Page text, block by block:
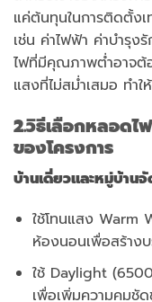
แค่ต้นทุนในการติดตั้งเ
เช่น ค่าไฟฟ้า ค่าบำรุ
ไฟที่มีคุณภาพต่ำอาจต้
แสงที่ไม่สม่ำเสมอ ทำ
2.วิธีเลือกหลอดไ
ของโครงการ
บ้านเดี่ยวและหมู่บ้าน
ใช้โทนแสง Warm
ห้องนอนเพื่อสร้าง
ใช้ Daylight
เพื่อเพิ่มความคมชั